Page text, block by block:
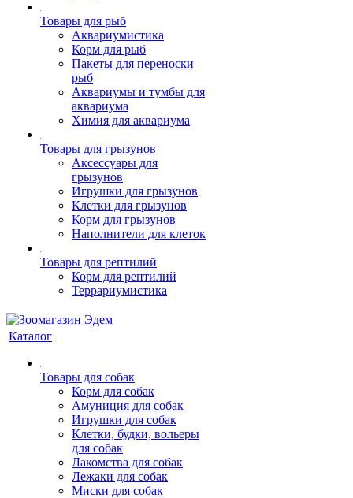
Товары для рыб
Аквариумистика
Корм для рыб
Пакеты для переноски
рыб
Аквариумы и тумбы для
аквариума
Химия для аквариума
Товары для грызунов
Аксессуары для
грызунов
Игрушки для грызунов
Клетки для грызунов
Корм для грызунов
Наполнители для клеток
Товары для рептилий
Корм для рептилий
Террариумистика
Каталог
Товары для собак
Корм для собак
Амуниция для собак
Игрушки для собак
Клетки, будки, вольеры
для собак
Лакомства для собак
Лежаки для собак
Миски для собак